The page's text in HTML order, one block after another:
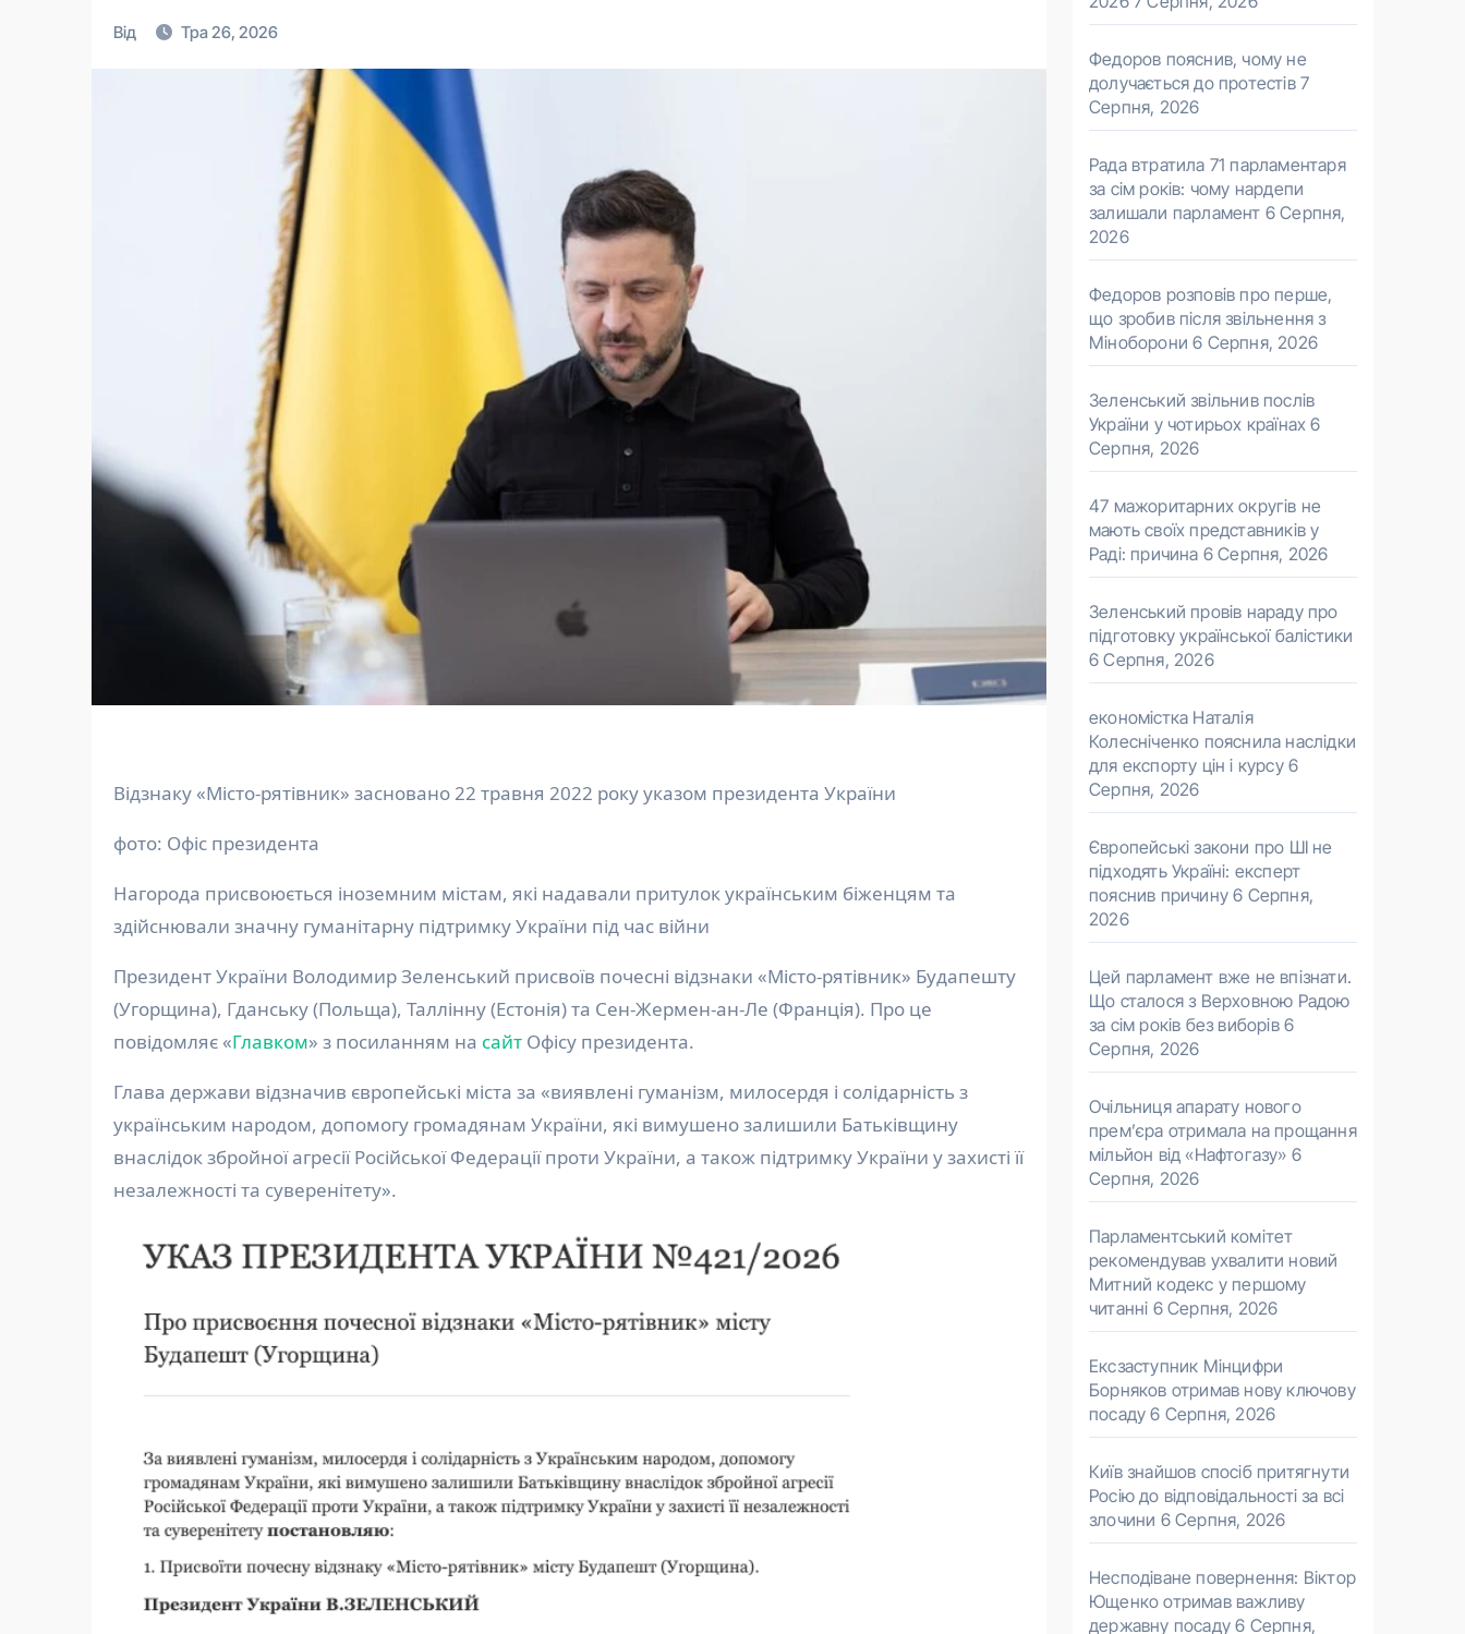
Від Тра 26, 2026
Відзнаку «Місто-рятівник» засновано 22 травня 2022 року указом президента України
фото: Офіс президента
Нагорода присвоюється іноземним містам, які надавали притулок українським біженцям та
здійснювали значну гуманітарну підтримку України під час війни
Президент України Володимир Зеленський присвоїв почесні відзнаки «Місто-рятівник» Будапешту
(Угорщина), Гданську (Польща), Таллінну (Естонія) та Сен-Жермен-ан-Ле (Франція). Про це
повідомляє «Главком» з посиланням на сайт Офісу президента.
Глава держави відзначив європейські міста за «виявлені гуманізм, милосердя і солідарність з
українським народом, допомогу громадянам України, які вимушено залишили Батьківщину
внаслідок збройної агресії Російської Федерації проти України, а також підтримку України у захисті її
незалежності та суверенітету».
Федоров пояснив, чому не
долучається до протестів 7
Серпня, 2026
Рада втратила 71 парламентаря
за сім років: чому нардепи
залишали парламент 6 Серпня,
2026
Федоров розповів про перше,
що зробив після звільнення з
Міноборони 6 Серпня, 2026
Зеленський звільнив послів
України у чотирьох країнах 6
Серпня, 2026
47 мажоритарних округів не
мають своїх представників у
Раді: причина 6 Серпня, 2026
Зеленський провів нараду про
підготовку української балістики
6 Серпня, 2026
економістка Наталія
Колесніченко пояснила наслідки
для експорту цін і курсу 6
Серпня, 2026
Європейські закони про ШІ не
підходять Україні: експерт
пояснив причину 6 Серпня,
2026
Цей парламент вже не впізнати.
Що сталося з Верховною Радою
за сім років без виборів 6
Серпня, 2026
Очільниця апарату нового
прем’єра отримала на прощання
мільйон від «Нафтогазу» 6
Серпня, 2026
Парламентський комітет
рекомендував ухвалити новий
Митний кодекс у першому
читанні 6 Серпня, 2026
Ексзаступник Мінцифри
Борняков отримав нову ключову
посаду 6 Серпня, 2026
Київ знайшов спосіб притягнути
Росію до відповідальності за всі
злочини 6 Серпня, 2026
Несподіване повернення: Віктор
Ющенко отримав важливу
державну посаду 6 Серпня,